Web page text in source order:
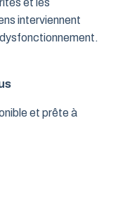
et les
interviennent
et prête à